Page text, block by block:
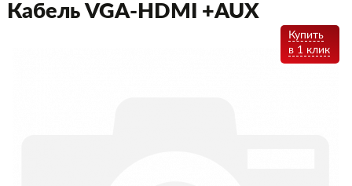
Кабель VGA-HDMI +AUX
Купить
в 1 клик